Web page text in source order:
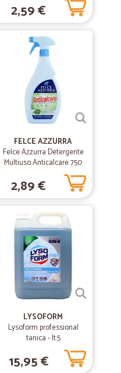
2,59 €
FELCE AZZURRA
Felce Azzurra Detergente
Multiuso Anticalcare 750
2,89 €
LYSOFORM
Lysoform professional
tanica - lt.5
15,95 €